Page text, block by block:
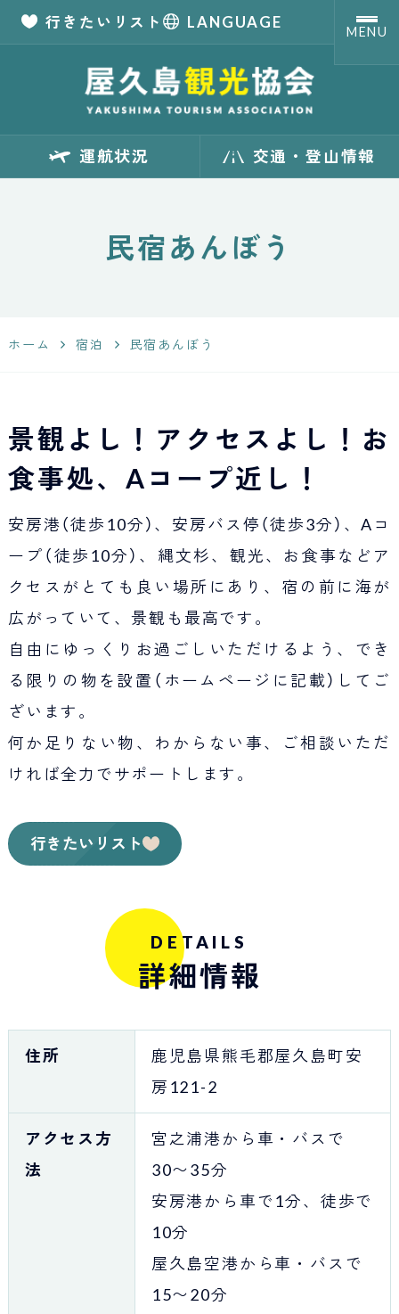
【公式】屋久島観
遺産「屋久島」の
行きたいリスト LANGUAGE
MENU
運航状況 交通・登山情報
民宿あんぼう
ホーム 宿泊 民宿あんぼう
景観よし！アクセスよし！お
食事処、Aコープ近し！
安房港（徒歩10分）、安房バス停（徒歩3分）、Aコ
ープ（徒歩10分）、縄文杉、観光、お食事などア
クセスがとても良い場所にあり、宿の前に海が
広がっていて、景観も最高です。
自由にゆっくりお過ごしいただけるよう、でき
る限りの物を設置（ホームページに記載）してご
ざいます。
何か足りない物、わからない事、ご相談いただ
ければ全力でサポートします。
行きたいリスト
DETAILS
詳細情報
住所
鹿児島県熊毛郡屋久島町安
房121-2
アクセス方
法
宮之浦港から車・バスで
30〜35分
安房港から車で1分、徒歩で
10分
屋久島空港から車・バスで
15〜20分